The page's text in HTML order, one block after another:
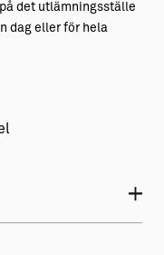
det utlämningsställe
dag eller för hela